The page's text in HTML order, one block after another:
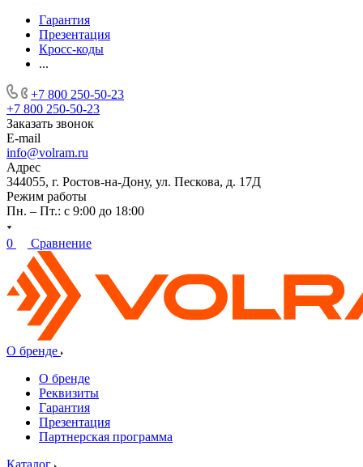
Гарантия
Презентация
Кросс-коды
...
+7 800 250-50-23
+7 800 250-50-23
Заказать звонок
E-mail
info@volram.ru
Адрес
344055, г. Ростов-на-Дону, ул. Пескова, д. 17Д
Режим работы
Пн. – Пт.: с 9:00 до 18:00
0 Сравнение
О бренде
О бренде
Реквизиты
Гарантия
Презентация
Партнерская программа
Каталог